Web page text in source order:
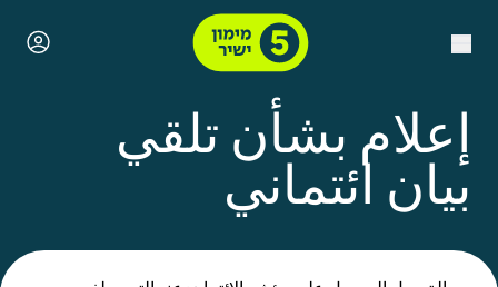
إعلام بشأن تلقي
بيان ائتماني